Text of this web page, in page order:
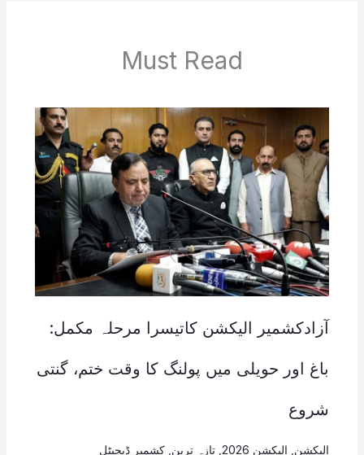
Must Read
آزادکشمیر الیکشن کاتیسرا مرحلہ مکمل:
باغ اور حویلی میں پولنگ کا وقت ختم، گنتی
شروع
الیکشن الیکشن 2026 , تازہ ترین کشمیر ڈیجیٹل